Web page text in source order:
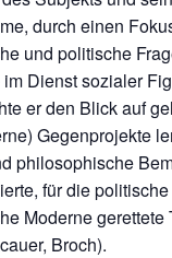
durch einen
und politische
Dienst sozialer
er den Blick auf
Gegenprojekte
philosophische
für die
Moderne gerettete
Broch).